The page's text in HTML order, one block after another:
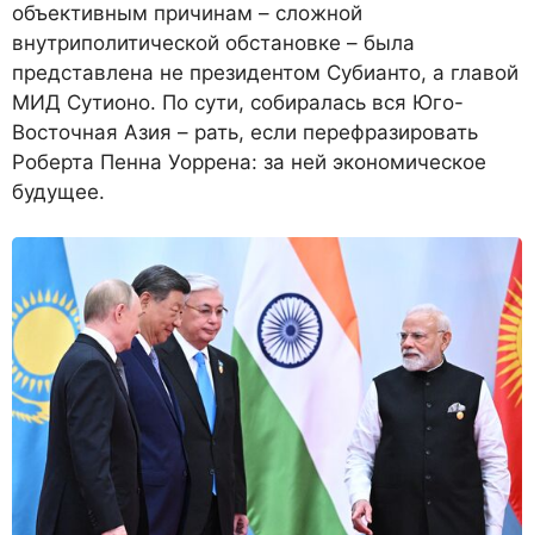
объективным причинам – сложной
внутриполитической обстановке – была
представлена не президентом Субианто, а главой
МИД Сутионо. По сути, собиралась вся Юго-
Восточная Азия – рать, если перефразировать
Роберта Пенна Уоррена: за ней экономическое
будущее.